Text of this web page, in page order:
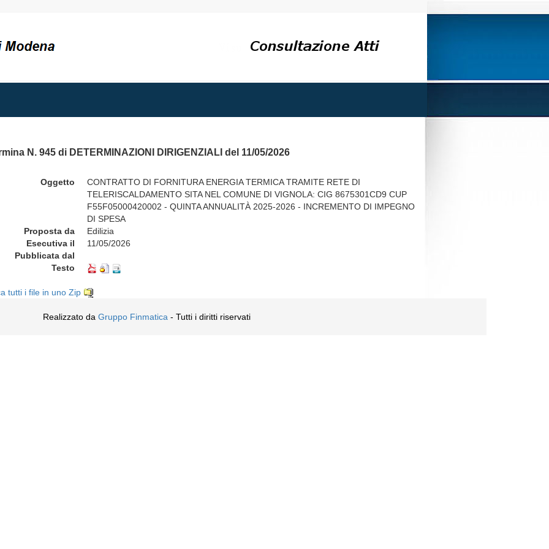
N. 945 di DETERMINAZIONI DIRIGENZIALI del 11/05/2026
Oggetto
CONTRATTO DI FORNITURA ENERGIA TERMICA TRAMITE RETE DI
TELERISCALDAMENTO SITA NEL COMUNE DI VIGNOLA: CIG 8675301CD9 CUP
F55F05000420002 - QUINTA ANNUALITÀ 2025-2026 - INCREMENTO DI IMPEGNO
DI SPESA
Proposta da
Edilizia
Esecutiva il
11/05/2026
Pubblicata dal
Testo
tutti i file in uno Zip
Realizzato da Gruppo Finmatica - Tutti i diritti riservati